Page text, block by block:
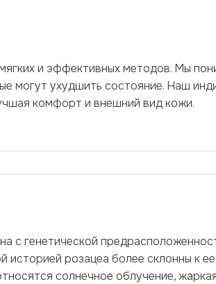
и эффективных методов. Мы
могут ухудшить состояние. Наш
комфорт и внешний вид кожи.
с генетической
розацеа более склонны к
солнечное облучение,